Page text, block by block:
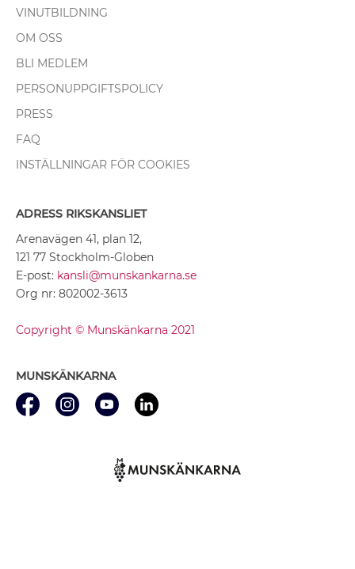
VINUTBILDNING
OM OSS
BLI MEDLEM
PERSONUPPGIFTSPOLICY
PRESS
FAQ
INSTÄLLNINGAR FÖR COOKIES
ADRESS RIKSKANSLIET
Arenavägen 41, plan 12,
121 77 Stockholm-Globen
E-post: kansli@munskankarna.se
Org nr: 802002-3613
Copyright © Munskänkarna 2021
MUNSKÄNKARNA